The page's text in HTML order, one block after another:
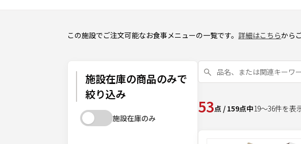
この施設でご注文可能なお食事メニューの一覧です。 詳細はこちらから
施設在庫の商品のみで
絞り込み
施設在庫のみ
53点 / 159点中19～36件を表